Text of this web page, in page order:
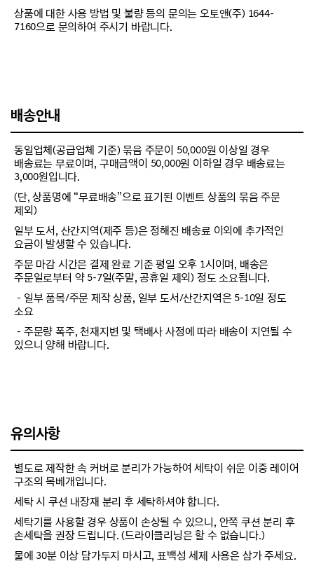
상품에 대한 사용 방법 및 불량 등의 문의는 오토앤(주) 1644-
7160으로 문의하여 주시기 바랍니다.
배송안내
동일업체(공급업체 기준) 묶음 주문이 50,000원 이상일 경우
배송료는 무료이며, 구매금액이 50,000원 이하일 경우 배송료는
3,000원입니다.
(단, 상품명에 “무료배송”으로 표기된 이벤트 상품의 묶음 주문
제외)
일부 도서, 산간지역(제주 등)은 정해진 배송료 이외에 추가적인
요금이 발생할 수 있습니다.
주문 마감 시간은 결제 완료 기준 평일 오후 1시이며, 배송은
주문일로부터 약 5-7일(주말, 공휴일 제외) 정도 소요됩니다.
－일부 품목/주문 제작 상품, 일부 도서/산간지역은 5-10일 정도
소요
－주문량 폭주, 천재지변 및 택배사 사정에 따라 배송이 지연될 수
있으니 양해 바랍니다.
유의사항
별도로 제작한 속 커버로 분리가 가능하여 세탁이 쉬운 이중 레이어
구조의 목베개입니다.
세탁 시 쿠션 내장재 분리 후 세탁하셔야 합니다.
세탁기를 사용할 경우 상품이 손상될 수 있으니, 안쪽 쿠션 분리 후
손세탁을 권장 드립니다. (드라이클리닝은 할 수 없습니다.)
물에 30분 이상 담가두지 마시고, 표백성 세제 사용은 삼가 주세요.